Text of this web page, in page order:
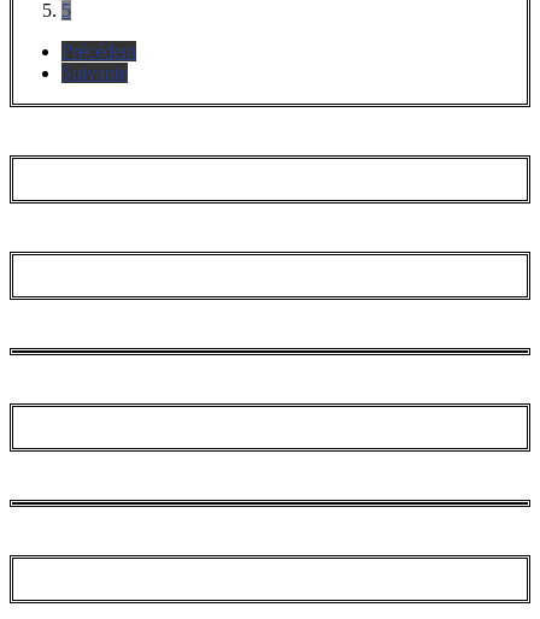
5
Précédent
Suivante